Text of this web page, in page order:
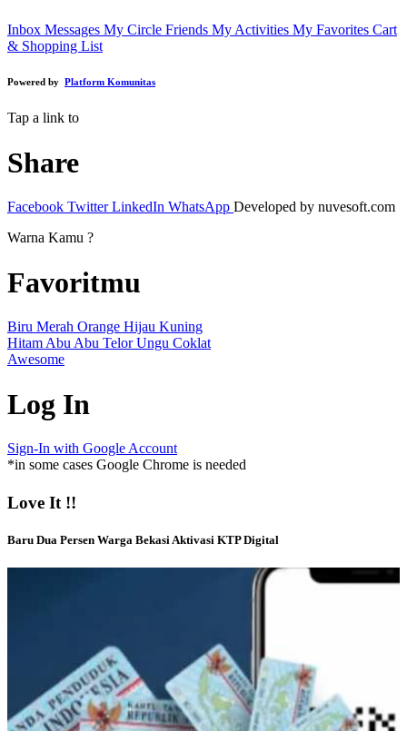
Inbox Messages My Circle Friends My Activities My Favorites Cart
& Shopping List
Powered by Platform Komunitas
Tap a link to
Share
Facebook Twitter LinkedIn WhatsApp Developed by nuvesoft.com
Warna Kamu ?
Favoritmu
Biru Merah Orange Hijau Kuning
Hitam Abu Abu Telor Ungu Coklat
Awesome
Log In
Sign-In with Google Account
*in some cases Google Chrome is needed
Love It !!
Baru Dua Persen Warga Bekasi Aktivasi KTP Digital